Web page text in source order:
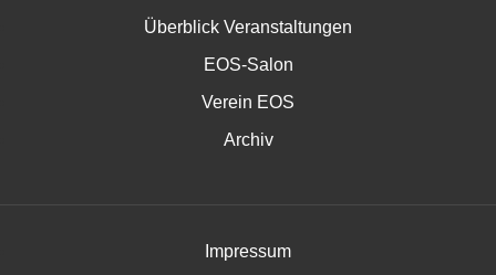
Überblick Veranstaltungen
EOS-Salon
Verein EOS
Archiv
Impressum